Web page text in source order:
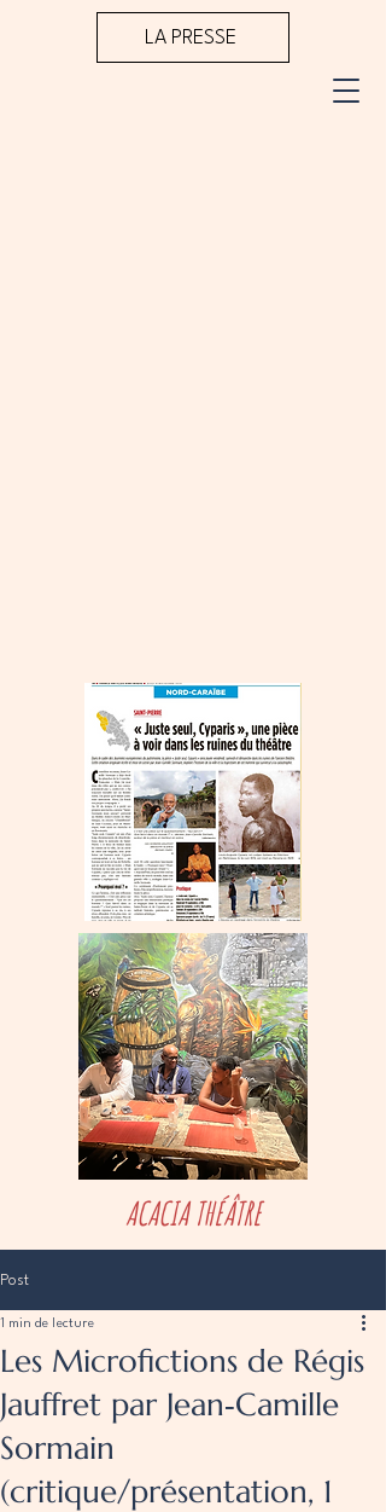
LA PRESSE
ACACIA THÉÂTRE
Post
Les Microfictions de Régis
Jauffret par Jean‑Camille
Sormain
(critique/présentation, 1
1 min de lecture